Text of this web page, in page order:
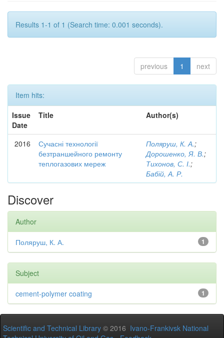
Results 1-1 of 1 (Search time: 0.001 seconds).
previous 1 next
Item hits:
Issue
Date
Title Author(s)
2016
Сучасні технології
безтраншейного ремонту
теплогазових мереж
Поляруш, К. А.;
Дорошенко, Я. В.;
Тихонов, С. І.;
Бабій, А. Р.
Discover
Author
1
Поляруш, К. А.
Subject
1
cement-polymer coating
Scientific and Technical Library © 2016 Ivano-Frankivsk National